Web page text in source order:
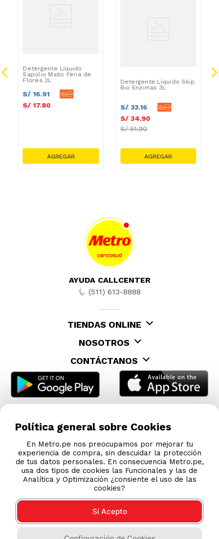
Detergente Líquido
Sapolio Matic Feria de
Flores 2L
S/ 16.91
S/ 17.80
Detergente Líquido Skip
Bio Enzimas 3L
S/ 33.16
S/ 34.90
S/51.90
AYUDA CALLCENTER
(511) 613-8888
TIENDAS ONLINE
NOSOTROS
CONTÁCTANOS
COMPRAS 100% SEGURAS
Política general sobre Cookies
En Metro.pe nos preocupamos por mejorar tu
experiencia de compra, sin descuidar la protección
de tus datos personales. En consecuencia Metro.pe,
usa dos tipos de cookies las Funcionales y las de
Analítica y Optimización ¿consiente el uso de las
cookies?
Sí Acepto